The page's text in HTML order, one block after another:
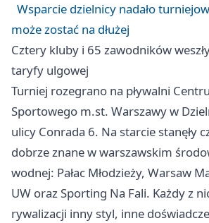
Wsparcie dzielnicy nadało
może zostać na dłużej
Cztery kluby i 65 zawodników
taryfy ulgowej
Turniej rozegrano na pływalni
Sportowego m.st. Warszawy w
ulicy Conrada 6. Na starcie stanęły
dobrze znane w warszawskim
wodnej: Pałac Młodzieży, Warsaw
UW oraz Sporting Na Fali. Każdy z
rywalizacji inny styl, inne